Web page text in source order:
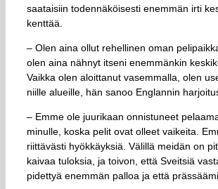
saataisiin todennäköisesti enemmän irti
kenttää.
– Olen aina ollut rehellinen oman
olen aina nähnyt itseni enemmänkin
Vaikka olen aloittanut vasemmalla, olen
niille alueille, hän sanoo Englannin
– Emme ole juurikaan onnistuneet
minulle, koska pelit ovat olleet vaikeita.
riittävästi hyökkäyksiä. Välillä meidän on
kaivaa tuloksia, ja toivon, että Sveitsiä
pidettyä enemmän palloa ja että